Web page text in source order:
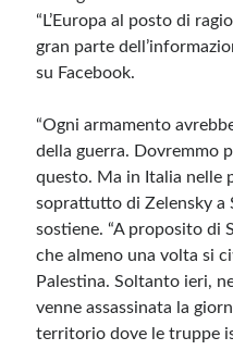
“L’Europa al posto di
gran parte
su Facebook.
“Ogni armamento
della guerra. Dovremmo
questo. Ma in Italia nelle
soprattutto di Zelensky a
sostiene. “A proposito di
che almeno una volta si
Palestina. Soltanto ieri,
venne assassinata la
territorio dove le truppe